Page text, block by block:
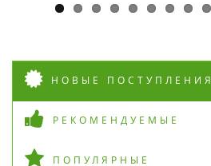
НОВЫЕ ПОСТУПЛЕНИЯ
РЕКОМЕНДУЕМЫЕ
ПОПУЛЯРНЫЕ